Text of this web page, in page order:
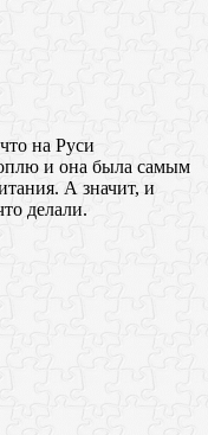
на Руси
и она была самым
А значит, и
делали.